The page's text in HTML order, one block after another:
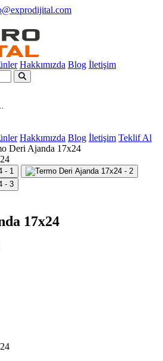
Hakkımızda Blog İletişim
Hakkımızda Blog İletişim Teklif Al
Deri Ajanda 17x24
17x24